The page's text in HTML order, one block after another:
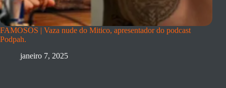
FAMOSOS | Vaza nude do Mitico, apresentador do podcast
Podpah.
janeiro 7, 2025